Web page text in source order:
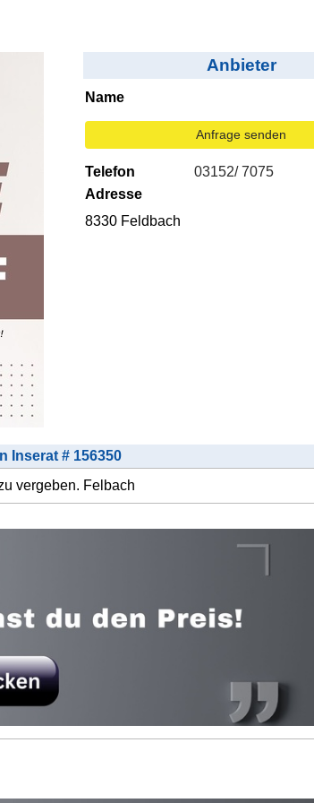
Anbieter
Name
Anfrage senden
Telefon
03152/ 7075
Adresse
8330 Feldbach
Inserat # 156350
vergeben. Felbach